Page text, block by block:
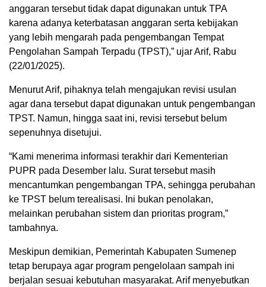
anggaran tersebut tidak dapat digunakan untuk TPA
karena adanya keterbatasan anggaran serta kebijakan
yang lebih mengarah pada pengembangan Tempat
Pengolahan Sampah Terpadu (TPST),” ujar Arif, Rabu
(22/01/2025).
Menurut Arif, pihaknya telah mengajukan revisi usulan
agar dana tersebut dapat digunakan untuk pengembangan
TPST. Namun, hingga saat ini, revisi tersebut belum
sepenuhnya disetujui.
“Kami menerima informasi terakhir dari Kementerian
PUPR pada Desember lalu. Surat tersebut masih
mencantumkan pengembangan TPA, sehingga perubahan
ke TPST belum terealisasi. Ini bukan penolakan,
melainkan perubahan sistem dan prioritas program,”
tambahnya.
Meskipun demikian, Pemerintah Kabupaten Sumenep
tetap berupaya agar program pengelolaan sampah ini
berjalan sesuai kebutuhan masyarakat. Arif menyebutkan